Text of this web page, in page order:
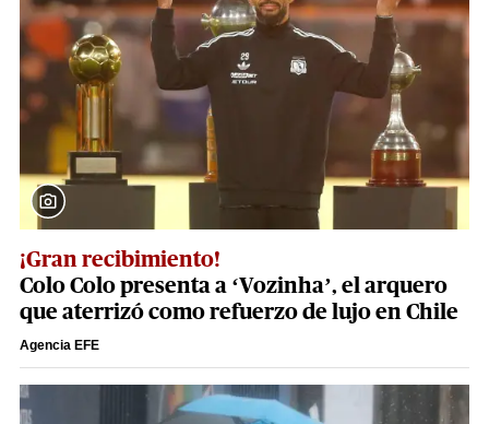
¡Gran recibimiento!
Colo Colo presenta a ‘Vozinha’, el arquero
que aterrizó como refuerzo de lujo en Chile
Agencia EFE